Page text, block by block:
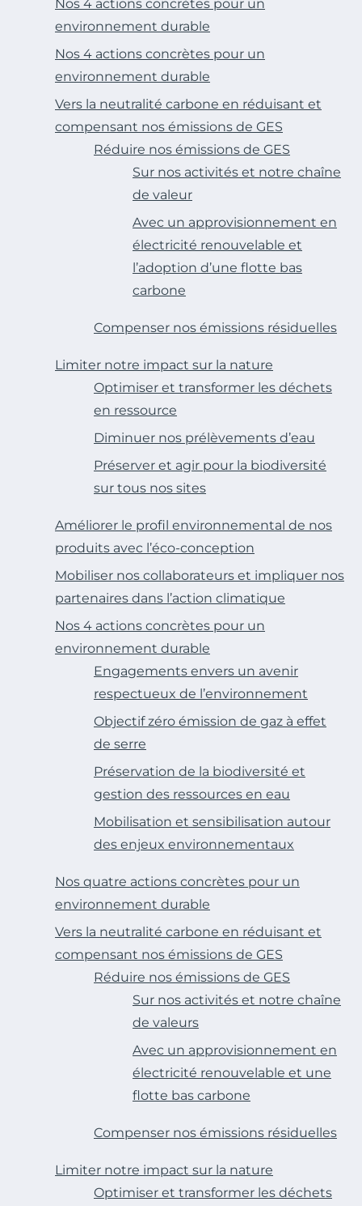
Nos 4 actions concrètes pour un
environnement durable
Nos 4 actions concrètes pour un
environnement durable
Vers la neutralité carbone en réduisant et
compensant nos émissions de GES
Réduire nos émissions de GES
Sur nos activités et notre chaîne
de valeur
Avec un approvisionnement en
électricité renouvelable et
l’adoption d’une flotte bas
carbone
Compenser nos émissions résiduelles
Limiter notre impact sur la nature
Optimiser et transformer les déchets
en ressource
Diminuer nos prélèvements d’eau
Préserver et agir pour la biodiversité
sur tous nos sites
Améliorer le profil environnemental de nos
produits avec l’éco-conception
Mobiliser nos collaborateurs et impliquer nos
partenaires dans l’action climatique
Nos 4 actions concrètes pour un
environnement durable
Engagements envers un avenir
respectueux de l’environnement
Objectif zéro émission de gaz à effet
de serre
Préservation de la biodiversité et
gestion des ressources en eau
Mobilisation et sensibilisation autour
des enjeux environnementaux
Nos quatre actions concrètes pour un
environnement durable
Vers la neutralité carbone en réduisant et
compensant nos émissions de GES
Réduire nos émissions de GES
Sur nos activités et notre chaîne
de valeurs
Avec un approvisionnement en
électricité renouvelable et une
flotte bas carbone
Compenser nos émissions résiduelles
Limiter notre impact sur la nature
Optimiser et transformer les déchets